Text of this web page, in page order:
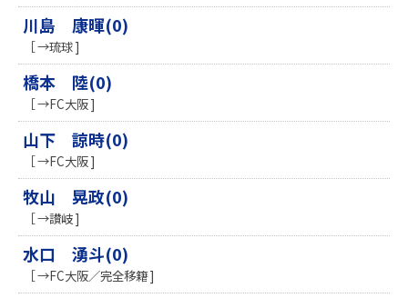
川島 康暉(0)
［ →琉球 ]
橋本 陸(0)
［ →FC大阪 ]
山下 諒時(0)
［ →FC大阪 ]
牧山 晃政(0)
［ →讃岐 ]
水口 湧斗(0)
［ →FC大阪／完全移籍 ]